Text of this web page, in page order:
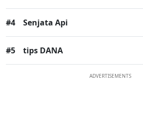
#4 Senjata Api
#5 tips DANA
ADVERTISEMENTS